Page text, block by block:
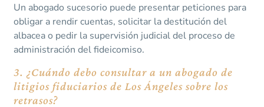
Un abogado sucesorio puede presentar peticiones para
obligar a rendir cuentas, solicitar la destitución del
albacea o pedir la supervisión judicial del proceso de
administración del fideicomiso.
3. ¿Cuándo debo consultar a un abogado de
litigios fiduciarios de Los Ángeles sobre los
retrasos?